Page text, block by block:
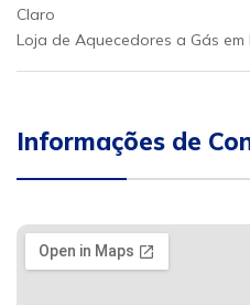
Claro
Loja de Aquecedores a Gás em
Informações de